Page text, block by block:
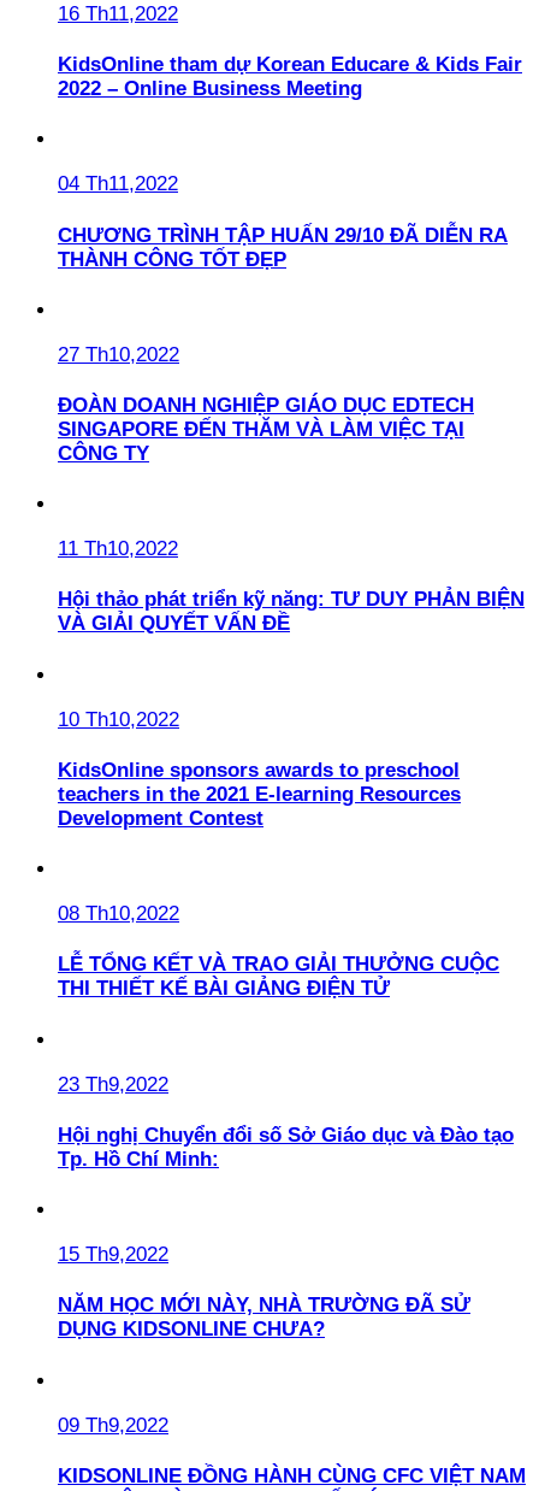
16 Th11,2022
KidsOnline tham dự Korean Educare & Kids Fair
2022 – Online Business Meeting
04 Th11,2022
CHƯƠNG TRÌNH TẬP HUẤN 29/10 ĐÃ DIỄN RA
THÀNH CÔNG TỐT ĐẸP
27 Th10,2022
ĐOÀN DOANH NGHIỆP GIÁO DỤC EDTECH
SINGAPORE ĐẾN THĂM VÀ LÀM VIỆC TẠI
CÔNG TY
11 Th10,2022
Hội thảo phát triển kỹ năng: TƯ DUY PHẢN BIỆN
VÀ GIẢI QUYẾT VẤN ĐỀ
10 Th10,2022
KidsOnline sponsors awards to preschool
teachers in the 2021 E-learning Resources
Development Contest
08 Th10,2022
LỄ TỔNG KẾT VÀ TRAO GIẢI THƯỞNG CUỘC
THI THIẾT KẾ BÀI GIẢNG ĐIỆN TỬ
23 Th9,2022
Hội nghị Chuyển đổi số Sở Giáo dục và Đào tạo
Tp. Hồ Chí Minh:
15 Th9,2022
NĂM HỌC MỚI NÀY, NHÀ TRƯỜNG ĐÃ SỬ
DỤNG KIDSONLINE CHƯA?
09 Th9,2022
KIDSONLINE ĐỒNG HÀNH CÙNG CFC VIỆT NAM